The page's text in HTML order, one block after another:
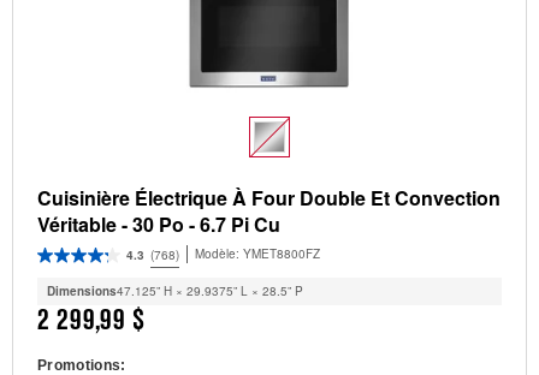
Cuisinière Électrique À Four Double Et Convection
Véritable - 30 Po - 6.7 Pi Cu
4.3 (768) Modèle: YMET8800FZ
Dimensions47.125” H × 29.9375” L × 28.5” P
2 299,99 $
Promotions: